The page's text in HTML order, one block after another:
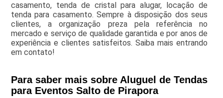
casamento, tenda de cristal para alugar, locação de
tenda para casamento. Sempre à disposição dos seus
clientes, a organização preza pela referência no
mercado e serviço de qualidade garantida e por anos de
experiência e clientes satisfeitos. Saiba mais entrando
em contato!
Para saber mais sobre Aluguel de Tendas
para Eventos Salto de Pirapora